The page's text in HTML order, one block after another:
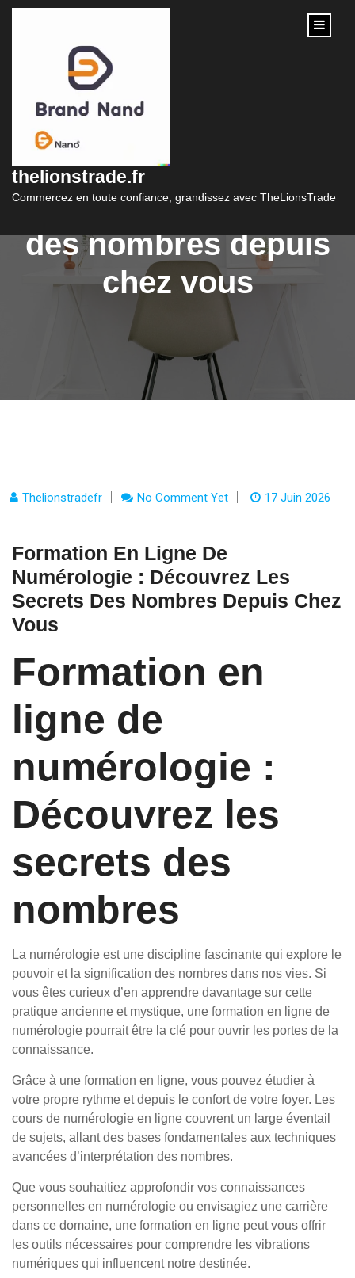
content
thelionstrade.fr
Commercez en toute confiance, grandissez avec TheLionsTrade
Formation en ligne de
numérologie :
Découvrez les secrets
des nombres depuis
chez vous
Thelionstradefr No Comment Yet 17 Juin 2026
Formation En Ligne De
Numérologie : Découvrez Les
Secrets Des Nombres Depuis Chez
Vous
Formation en
ligne de
numérologie :
Découvrez les
secrets des
nombres
La numérologie est une discipline fascinante qui explore le
pouvoir et la signification des nombres dans nos vies. Si
vous êtes curieux d’en apprendre davantage sur cette
pratique ancienne et mystique, une formation en ligne de
numérologie pourrait être la clé pour ouvrir les portes de la
connaissance.
Grâce à une formation en ligne, vous pouvez étudier à
votre propre rythme et depuis le confort de votre foyer. Les
cours de numérologie en ligne couvrent un large éventail
de sujets, allant des bases fondamentales aux techniques
avancées d’interprétation des nombres.
Que vous souhaitiez approfondir vos connaissances
personnelles en numérologie ou envisagiez une carrière
dans ce domaine, une formation en ligne peut vous offrir
les outils nécessaires pour comprendre les vibrations
numériques qui influencent notre destinée.